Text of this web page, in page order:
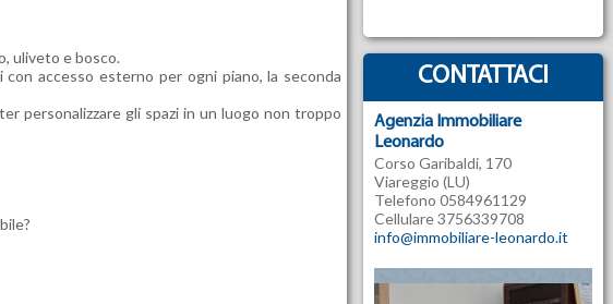
uliveto e bosco.
accesso esterno per ogni piano, la seconda
personalizzare gli spazi in un luogo non troppo
CONTATTACI
Agenzia Immobiliare
Leonardo
Corso Garibaldi, 170
Viareggio (LU)
Telefono 0584961129
Cellulare 3756339708
info@immobiliare-leonardo.it